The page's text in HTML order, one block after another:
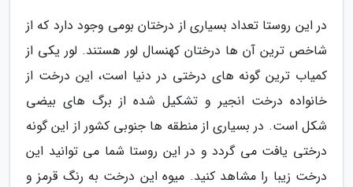
در این روستا تعداد بسیاری از درختان بومی وجود دارد که از
شاخص ترین آن ها درختان کهنسال لور هستند. لور یکی از
کمیاب ترین گونه های درختی در دنیا است، این درخت از
خانواده درخت انجیر و تشکیل شده از برگ های بیضی
شکل است. در بسیاری از منطقه ها جنوبی کشور از این گونه
درختی یافت می گردد و در این روستا شما می توانید این
درخت زیبا را مشاهد کنید. میوه این درخت به رنگ قرمز و